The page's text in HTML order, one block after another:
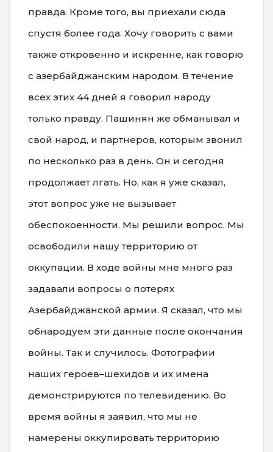
правда. Кроме того, вы приехали сюда
спустя более года. Хочу говорить с вами
также откровенно и искренне, как говорю
с азербайджанским народом. В течение
всех этих 44 дней я говорил народу
только правду. Пашинян же обманывал и
свой народ, и партнеров, которым звонил
по несколько раз в день. Он и сегодня
продолжает лгать. Но, как я уже сказал,
этот вопрос уже не вызывает
обеспокоенности. Мы решили вопрос. Мы
освободили нашу территорию от
оккупации. В ходе войны мне много раз
задавали вопросы о потерях
Азербайджанской армии. Я сказал, что мы
обнародуем эти данные после окончания
войны. Так и случилось. Фотографии
наших героев–шехидов и их имена
демонстрируются по телевидению. Во
время войны я заявил, что мы не
намерены оккупировать территорию